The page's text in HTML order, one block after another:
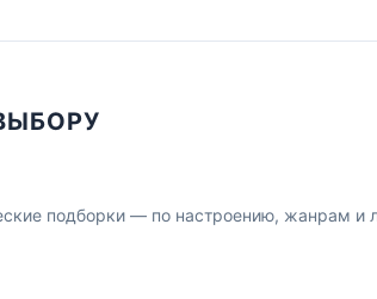
подборки — по настроению, жанрам